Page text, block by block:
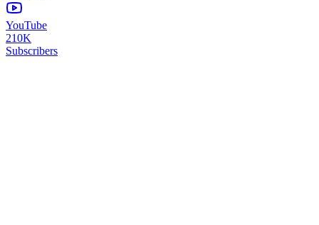
YouTube
210K
Subscribers